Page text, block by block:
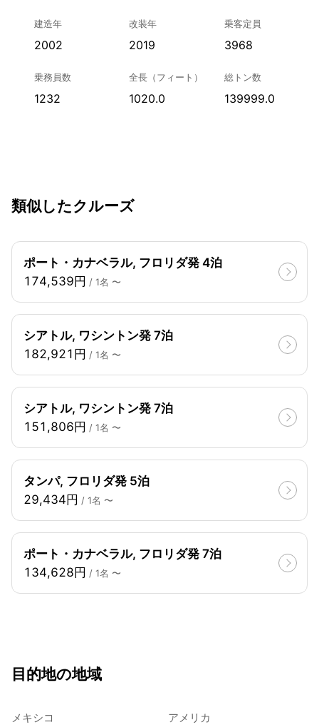
建造年
2002
改装年
2019
乗客定員
3968
乗務員数
1232
全長（フィート）
1020.0
総トン数
139999.0
類似したクルーズ
ポート・カナベラル, フロリダ発 4泊
174,539円 / 1名 〜
シアトル, ワシントン発 7泊
182,921円 / 1名 〜
シアトル, ワシントン発 7泊
151,806円 / 1名 〜
タンパ, フロリダ発 5泊
29,434円 / 1名 〜
ポート・カナベラル, フロリダ発 7泊
134,628円 / 1名 〜
目的地の地域
メキシコ アメリカ